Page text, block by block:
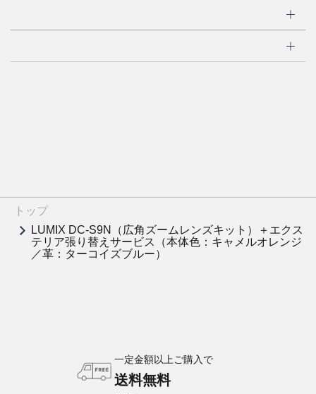
トップ
LUMIX DC-S9N（広角ズームレンズキット）＋エクス
テリア張り替えサービス（本体色：キャメルオレンジ
／革：ターコイズブルー）
一定金額以上ご購入で
送料無料